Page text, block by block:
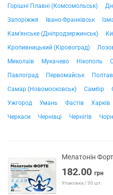
Горішні Плавні (Комсомольськ)
Запоріжжя
Івано-Франківськ
Кам'янське (Дніпродзержинськ)
Кропивницький (Кіровоград)
Миколаїв
Мукачево Нікополь
Павлоград
Первомайськ
Самар (Новомосковськ)
Самбір
Ужгород
Умань Фастів Харків
Черкаси
Чернівці Чернігів
Мелатонін
182.00 грн
Упаковка / 30 шт.